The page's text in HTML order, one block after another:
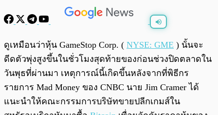
พร้อมเล่น /0:00
ดูเหมือนว่าหุ้น GameStop Corp. ( NYSE: GME ) นั้นจะ
ดีดตัวพุ่งสูงขึ้นในชั่วโมงสุดท้ายของก่อนช่วงปิดตลาดใน
วันพุธที่ผ่านมา เหตุการณ์นี้เกิดขึ้นหลังจากที่พิธีกร
รายการ Mad Money ของ CNBC นาย Jim Cramer ได้
แนะนำให้คณะกรรมการบริษัทขายปลีกเกมส์ใน